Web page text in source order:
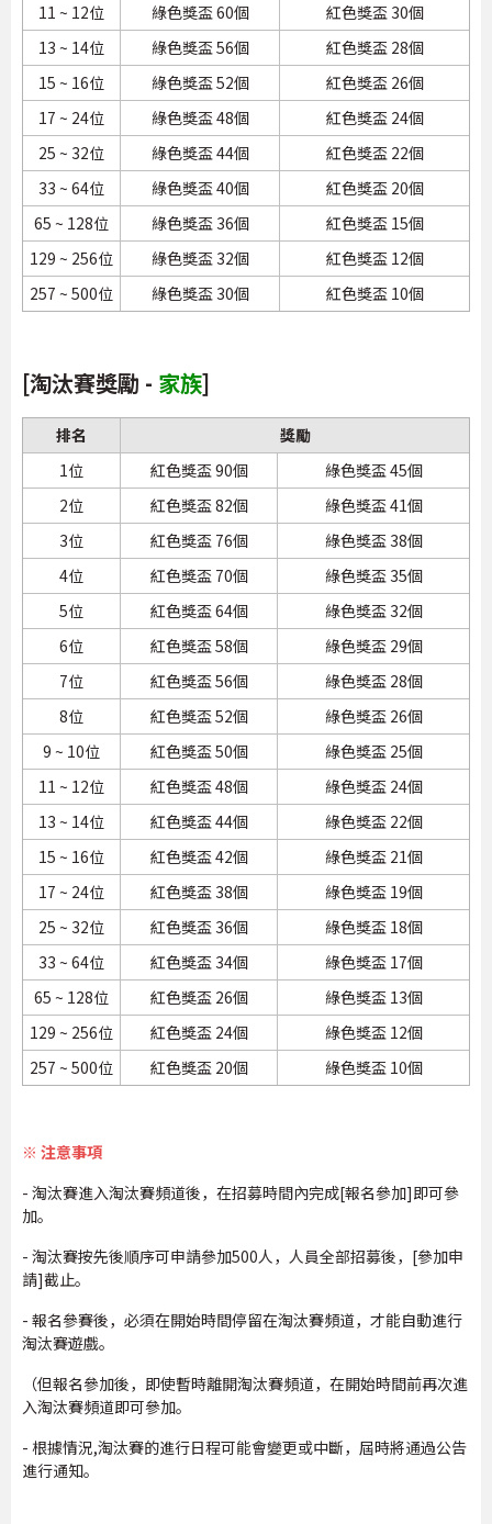
11 ~ 12位
綠色獎盃 60個
紅色獎盃 30個
13 ~ 14位
綠色獎盃 56個
紅色獎盃 28個
15 ~ 16位
綠色獎盃 52個
紅色獎盃 26個
17 ~ 24位
綠色獎盃 48個
紅色獎盃 24個
25 ~ 32位
綠色獎盃 44個
紅色獎盃 22個
33 ~ 64位
綠色獎盃 40個
紅色獎盃 20個
65 ~ 128位
綠色獎盃 36個
紅色獎盃 15個
129 ~ 256位
綠色獎盃 32個
紅色獎盃 12個
257 ~ 500位
綠色獎盃 30個 紅色獎盃 10個
[淘汰賽獎勵 - 家族]
排名
獎勵
1位
紅色獎盃 90個
綠色獎盃 45個
2位
紅色獎盃 82個
綠色獎盃 41個
3位
紅色獎盃 76個
綠色獎盃 38個
4位
紅色獎盃 70個
綠色獎盃 35個
5位
紅色獎盃 64個
綠色獎盃 32個
6位
紅色獎盃 58個
綠色獎盃 29個
7位
紅色獎盃 56個
綠色獎盃 28個
8位
紅色獎盃 52個
綠色獎盃 26個
9 ~ 10位
紅色獎盃 50個
綠色獎盃 25個
11 ~ 12位
紅色獎盃 48個
綠色獎盃 24個
13 ~ 14位
紅色獎盃 44個
綠色獎盃 22個
15 ~ 16位
紅色獎盃 42個
綠色獎盃 21個
17 ~ 24位
紅色獎盃 38個
綠色獎盃 19個
25 ~ 32位
紅色獎盃 36個
綠色獎盃 18個
33 ~ 64位
紅色獎盃 34個
綠色獎盃 17個
65 ~ 128位
紅色獎盃 26個
綠色獎盃 13個
129 ~ 256位
紅色獎盃 24個
綠色獎盃 12個
257 ~ 500位
紅色獎盃 20個 綠色獎盃 10個
※ 注意事項
- 淘汰賽進入淘汰賽頻道後，在招募時間內完成[報名參加]即可參
加。
- 淘汰賽按先後順序可申請參加500人，人員全部招募後，[參加申
請]截止。
- 報名參賽後，必須在開始時間停留在淘汰賽頻道，才能自動進行
淘汰賽遊戲。
（但報名參加後，即使暫時離開淘汰賽頻道，在開始時間前再次進
入淘汰賽頻道即可參加。
- 根據情況,淘汰賽的進行日程可能會變更或中斷，屆時將通過公告
進行通知。